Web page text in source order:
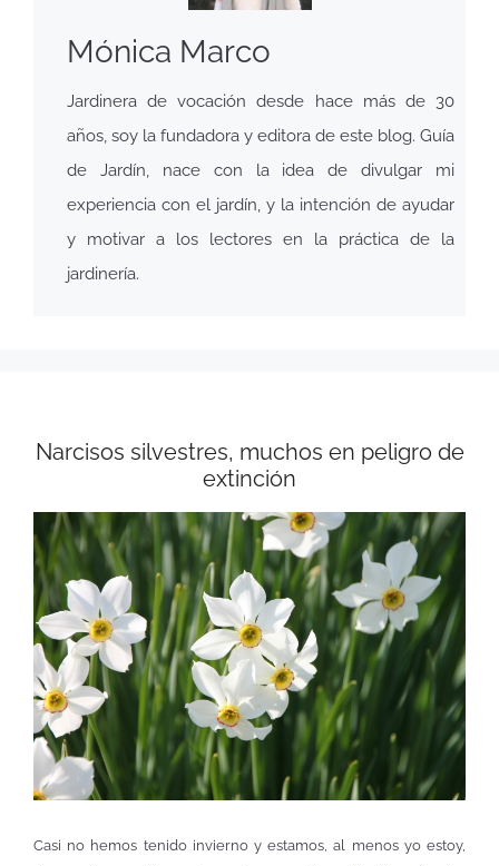
Mónica Marco
Jardinera de vocación desde hace más de 30
años, soy la fundadora y editora de este blog. Guía
de Jardín, nace con la idea de divulgar mi
experiencia con el jardín, y la intención de ayudar
y motivar a los lectores en la práctica de la
jardinería.
Narcisos silvestres, muchos en peligro de
extinción
Casi no hemos tenido invierno y estamos, al menos yo estoy,